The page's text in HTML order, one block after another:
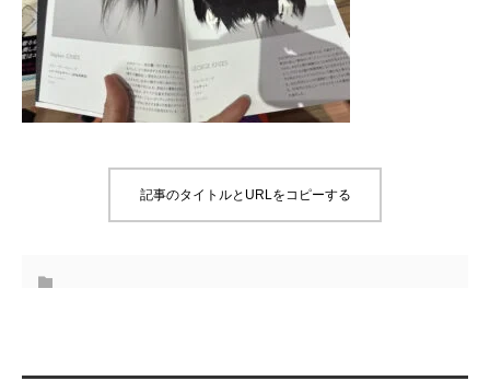
記事のタイトルとURLをコピーする